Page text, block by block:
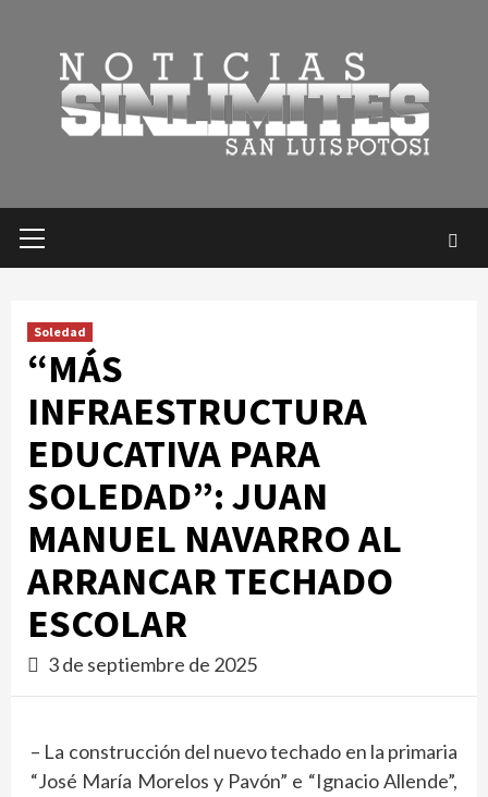
contenido
primario
Soledad
“MÁS
INFRAESTRUCTURA
EDUCATIVA PARA
SOLEDAD”: JUAN
MANUEL NAVARRO AL
ARRANCAR TECHADO
ESCOLAR
3 de septiembre de 2025
– La construcción del nuevo techado en la primaria
“José María Morelos y Pavón” e “Ignacio Allende”,